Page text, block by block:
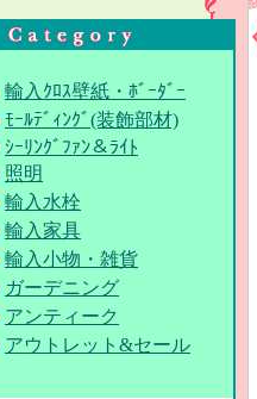
輸入ｸﾛｽ壁紙・ﾎﾞｰﾀﾞｰ
ﾓｰﾙﾃﾞｨﾝｸﾞ(装飾部材)
ｼｰﾘﾝｸﾞﾌｧﾝ＆ﾗｲﾄ
照明
輸入水栓
輸入家具
輸入小物・雑貨
ガーデニング
アンティーク
アウトレット&セール